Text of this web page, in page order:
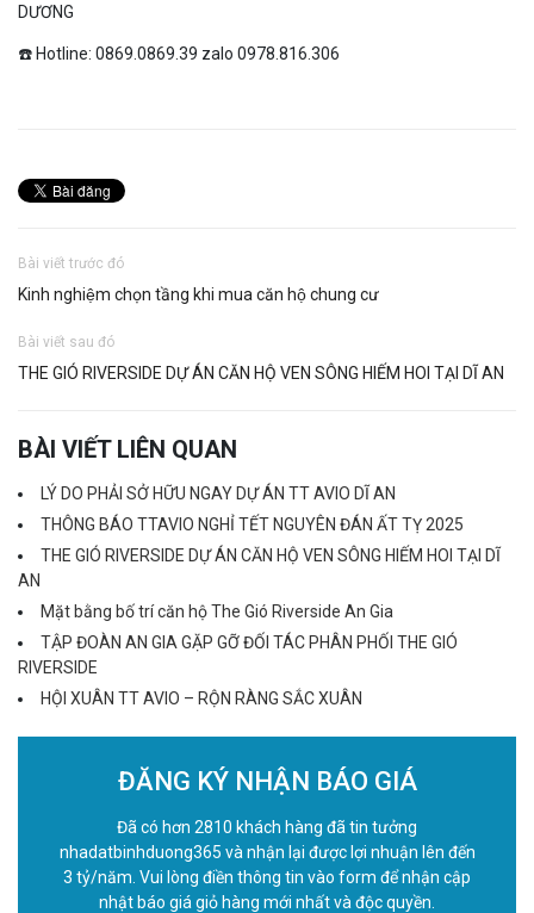
DƯƠNG
☎️ Hotline: 0869.0869.39 zalo 0978.816.306
Bài viết trước đó
Kinh nghiệm chọn tầng khi mua căn hộ chung cư
Bài viết sau đó
THE GIÓ RIVERSIDE DỰ ÁN CĂN HỘ VEN SÔNG HIẾM HOI TẠI DĨ AN
BÀI VIẾT LIÊN QUAN
LÝ DO PHẢI SỞ HỮU NGAY DỰ ÁN TT AVIO DĨ AN
THÔNG BÁO TTAVIO NGHỈ TẾT NGUYÊN ĐÁN ẤT TỴ 2025
THE GIÓ RIVERSIDE DỰ ÁN CĂN HỘ VEN SÔNG HIẾM HOI TẠI DĨ
AN
Mặt bằng bố trí căn hộ The Gió Riverside An Gia
TẬP ĐOÀN AN GIA GẶP GỠ ĐỐI TÁC PHÂN PHỐI THE GIÓ
RIVERSIDE
HỘI XUÂN TT AVIO – RỘN RÀNG SẮC XUÂN
ĐĂNG KÝ NHẬN BÁO GIÁ
Đã có hơn 2810 khách hàng đã tin tưởng
nhadatbinhduong365 và nhận lại được lợi nhuận lên đến
3 tỷ/năm. Vui lòng điền thông tin vào form để nhận cập
nhật báo giá giỏ hàng mới nhất và độc quyền.